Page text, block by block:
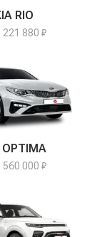
RIO
221 880 ₽
OPTIMA
560 000 ₽